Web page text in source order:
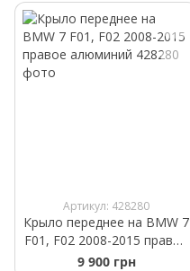
Артикул: 428280
Крыло переднее на BMW 7
F01, F02 2008-2015 правое
алюминий
9 900 грн